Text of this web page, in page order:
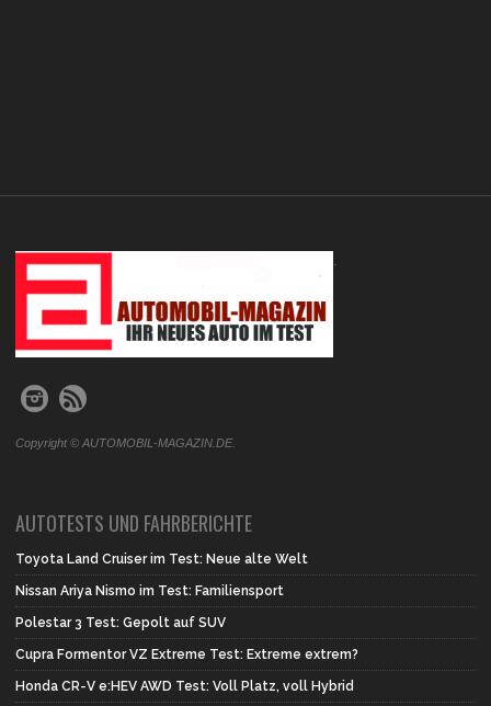
.
Copyright © AUTOMOBIL-MAGAZIN.DE.
AUTOTESTS UND FAHRBERICHTE
Toyota Land Cruiser im Test: Neue alte Welt
Nissan Ariya Nismo im Test: Familiensport
Polestar 3 Test: Gepolt auf SUV
Cupra Formentor VZ Extreme Test: Extreme extrem?
Honda CR-V e:HEV AWD Test: Voll Platz, voll Hybrid